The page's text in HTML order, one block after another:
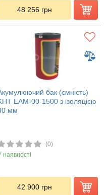
48 256 грн
бак (ємність)
ЕАМ-00-1500 з ізоляцією
мм
(0)
наявності
42 900 грн